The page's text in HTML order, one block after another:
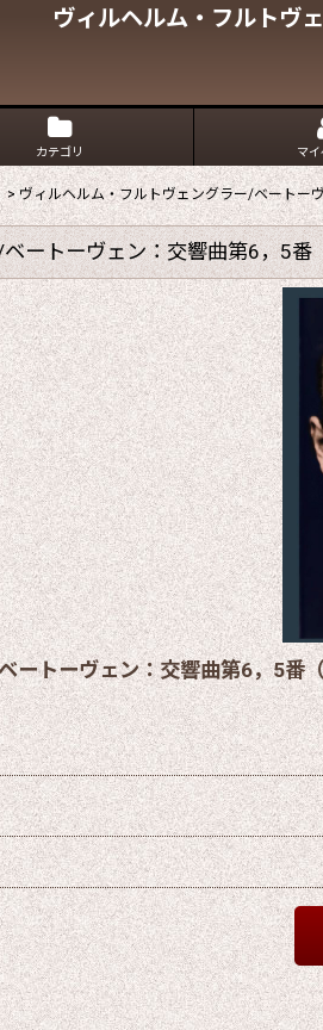
ヴィルヘルム・フルトヴ
カテゴリ マ
> ヴィルヘルム・フルトヴェングラー/ベートー
ートーヴェン：交響曲第6，5番
ートーヴェン：交響曲第6，5番